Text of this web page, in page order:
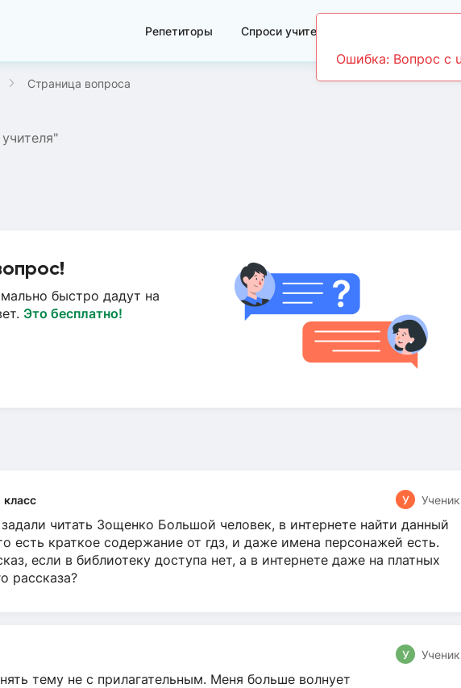
Репетиторы Спроси учителя
Страница вопроса
быстро дадут на
Это бесплатно!
класс У Ученик
читать Зощенко Большой человек, в интернете найти данный
есть краткое содержание от гдз, и даже имена персонажей есть.
если в библиотеку доступа нет, а в интернете даже на платных
рассказа?
У Ученик
тему не с прилагательным. Меня больше волнует